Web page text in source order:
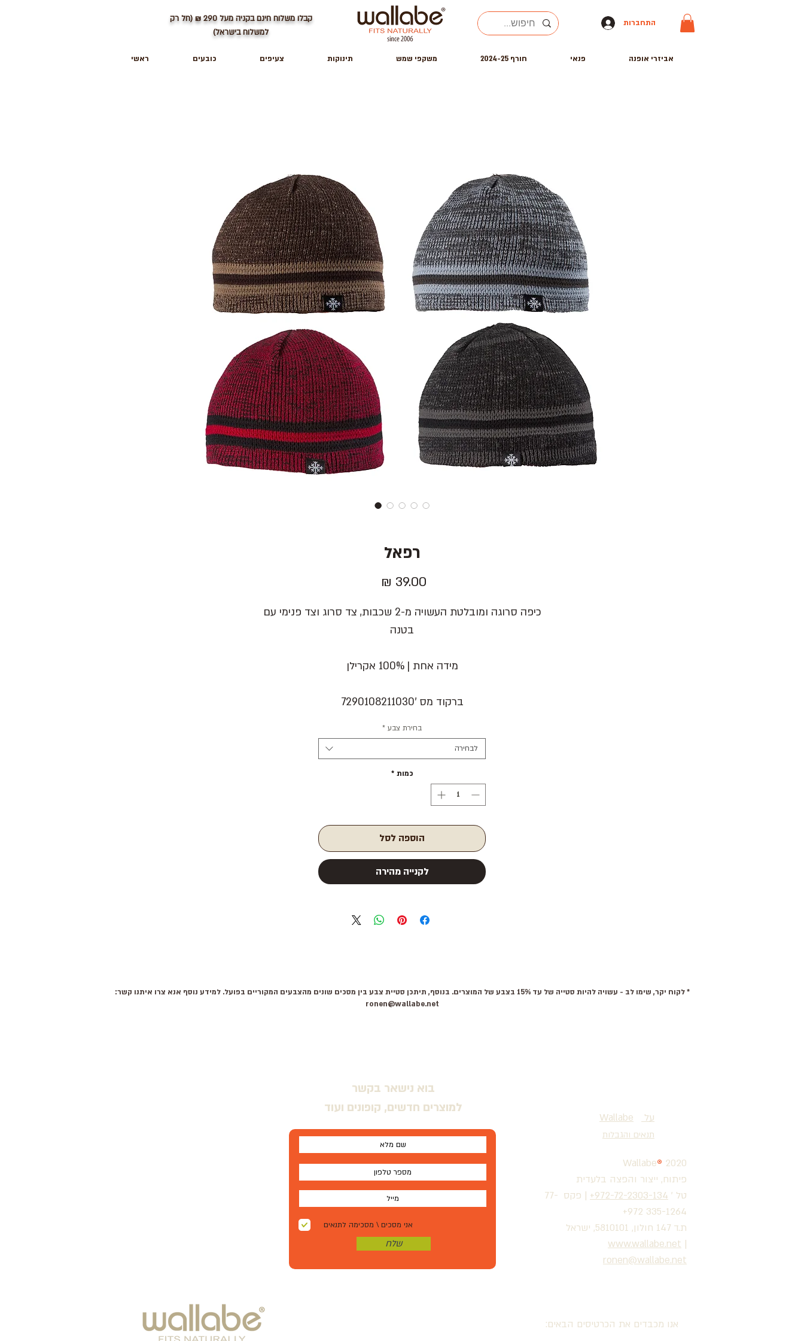
קבלו משלוח חינם בקניה מעל290₪ (חל רק
למשלוח בישראל)
התחברות
ראשי כובעים צעיפים תינוקות משקפי שמש חורף 2024-25 פנאי אביזרי אופנה
רפאל
כיפה סרוגה ומובלטת העשויה מ-2 שכבות, צד סרוג וצד פנימי עם
בטנה
מידה אחת | 100% אקרילן
ברקוד מס '7290108211030
בחירת צבע *
לבחירה
כמות *
הוספה לסל
לקנייה מהירה
* לקוח יקר, שימו לב - עשויה להיות סטייה של עד 15% בצבע של המוצרים. בנוסף, תיתכן סטיית צבע בין מסכים שונים מהצבעים המקוריים בפועל. למידע נוסף אנא צרו איתנו קשר:
ronen@wallabe.net
בוא נישאר בקשר
למוצרים חדשים, קופונים ועוד
אני מסכים \ מסכימה לתנאים
שלח
על Wallabe
תנאים והגבלות
2020
®
Wallabe
פיתוח, ייצור והפצה בלעדית
טל ' 972-72-2303-134+
|
פקס 77-
335-1264 972+
ת.ד 147 חולון, 5810101, ישראל
www.wallabe.net |
ronen@wallabe.net
אנו מכבדים את הכרטיסים הבאים: